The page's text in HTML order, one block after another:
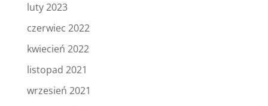
luty 2023
czerwiec 2022
kwiecień 2022
listopad 2021
wrzesień 2021